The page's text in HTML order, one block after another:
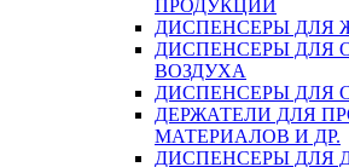
ПРОДУКЦИИ
ДИСПЕНСЕРЫ ДЛЯ
ДИСПЕНСЕРЫ ДЛЯ
ВОЗДУХА
ДИСПЕНСЕРЫ ДЛЯ
ДЕРЖАТЕЛИ ДЛЯ
МАТЕРИАЛОВ И ДР.
ДИСПЕНСЕРЫ ДЛЯ